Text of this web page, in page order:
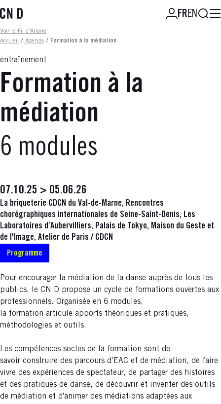
au
principal
FREN
Fil d'ariane
Voir le Fil d'Ariane
Accueil
/ Agenda / Formation à la médiation
entraînement
Formation à la
médiation
6 modules
07.10.25 > 05.06.26
La briqueterie CDCN du Val-de-Marne, Rencontres
chorégraphiques internationales de Seine-Saint-Denis, Les
Laboratoires d’Aubervilliers, Palais de Tokyo, Maison du Geste et
de l'Image, Atelier de Paris / CDCN
Programme
Pour encourager la médiation de la danse auprès de tous les
publics, le CN D propose un cycle de formations ouvertes aux
professionnels. Organisée en 6 modules,
la formation articule apports théoriques et pratiques,
méthodologies et outils.
Les compétences socles de la formation sont de
savoir construire des parcours d’EAC et de médiation, de faire
vivre des expériences de spectateur, de partager des histoires
et des pratiques de danse, de découvrir et inventer des outils
de médiation et d'animer des médiations adaptées aux